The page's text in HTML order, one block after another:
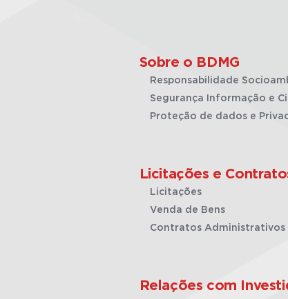
Sobre o BDMG
Responsabilidade
Segurança Informação e
Proteção de dados e
Licitações e
Licitações
Venda de Bens
Contratos Administrativos
Relações com